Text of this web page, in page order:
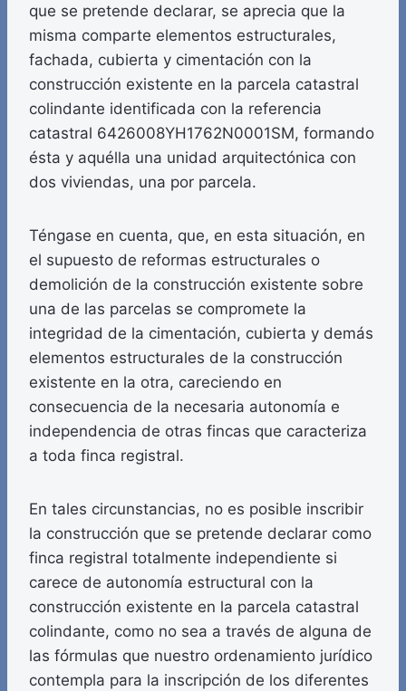
que se pretende declarar, se aprecia que la
misma comparte elementos estructurales,
fachada, cubierta y cimentación con la
construcción existente en la parcela catastral
colindante identificada con la referencia
catastral 6426008YH1762N0001SM, formando
ésta y aquélla una unidad arquitectónica con
dos viviendas, una por parcela.
Téngase en cuenta, que, en esta situación, en
el supuesto de reformas estructurales o
demolición de la construcción existente sobre
una de las parcelas se compromete la
integridad de la cimentación, cubierta y demás
elementos estructurales de la construcción
existente en la otra, careciendo en
consecuencia de la necesaria autonomía e
independencia de otras fincas que caracteriza
a toda finca registral.
En tales circunstancias, no es posible inscribir
la construcción que se pretende declarar como
finca registral totalmente independiente si
carece de autonomía estructural con la
construcción existente en la parcela catastral
colindante, como no sea a través de alguna de
las fórmulas que nuestro ordenamiento jurídico
contempla para la inscripción de los diferentes